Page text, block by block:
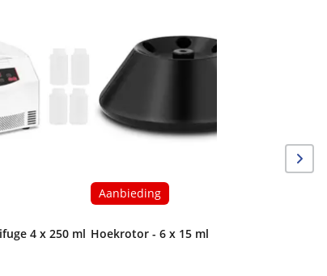
4 x 250 ml
Aanbieding
Hoekrotor - 6 x 15 ml